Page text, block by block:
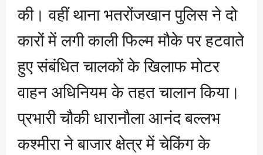
की। वहीं थाना भतरोंजखान पुलिस ने दो
कारों में लगी काली फिल्म मौके पर हटवाते
हुए संबंधित चालकों के खिलाफ मोटर
वाहन अधिनियम के तहत चालान किया।
प्रभारी चौकी धारानौला आनंद बल्लभ
कश्मीरा ने बाजार क्षेत्र में चेकिंग के